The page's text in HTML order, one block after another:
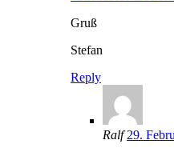
Gruß
Stefan
Reply
Ralf 29.